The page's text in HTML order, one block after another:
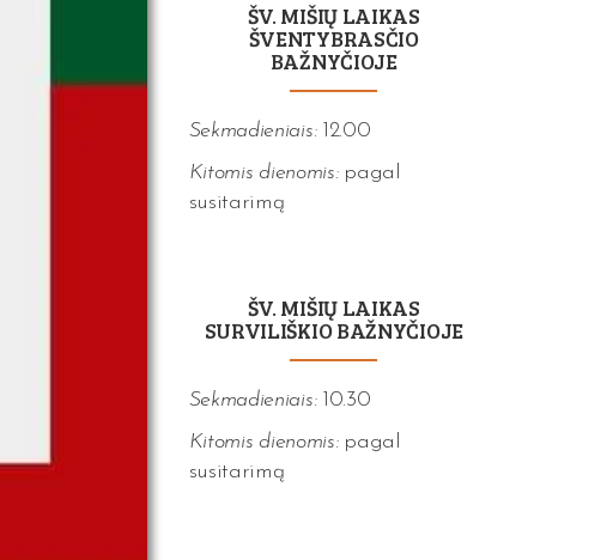
ŠV. MIŠIŲ LAIKAS
ŠVENTYBRASČIO
BAŽNYČIOJE
Sekmadieniais: 12.00
Kitomis dienomis: pagal
susitarimą
ŠV. MIŠIŲ LAIKAS
SURVILIŠKIO BAŽNYČIOJE
Sekmadieniais: 10.30
Kitomis dienomis: pagal
susitarimą